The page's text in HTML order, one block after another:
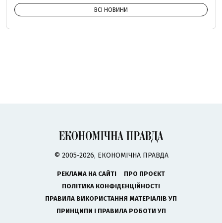
ВСІ НОВИНИ
© 2005-2026, ЕКОНОМІЧНА ПРАВДА
РЕКЛАМА НА САЙТІ
ПРО ПРОЄКТ
ПОЛІТИКА КОНФІДЕНЦІЙНОСТІ
ПРАВИЛА ВИКОРИСТАННЯ МАТЕРІАЛІВ УП
ПРИНЦИПИ І ПРАВИЛА РОБОТИ УП